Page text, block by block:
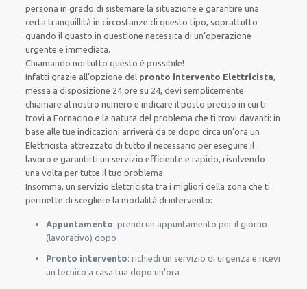
persona in grado di sistemare la situazione e garantire una
certa tranquillità in circostanze di questo tipo, soprattutto
quando il guasto in questione necessita di un’operazione
urgente e immediata.
Chiamando noi tutto questo è possibile!
Infatti grazie all’opzione del pronto intervento Elettricista,
messa a disposizione 24 ore su 24, devi semplicemente
chiamare al nostro numero e indicare il posto preciso in cui ti
trovi a Fornacino e la natura del problema che ti trovi davanti: in
base alle tue indicazioni arriverà da te dopo circa un’ora un
Elettricista attrezzato di tutto il necessario per eseguire il
lavoro e garantirti un servizio efficiente e rapido, risolvendo
una volta per tutte il tuo problema.
Insomma, un servizio Elettricista tra i migliori della zona che ti
permette di scegliere la modalità di intervento:
Appuntamento: prendi un appuntamento per il giorno
(lavorativo) dopo
Pronto intervento: richiedi un servizio di urgenza e ricevi
un tecnico a casa tua dopo un’ora